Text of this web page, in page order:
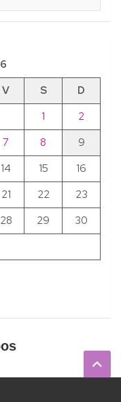
V S
D
1
2
7 8
9
14 15
16
21 22
23
28 29
30